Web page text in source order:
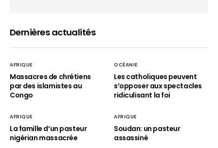
Dernières actualités
AFRIQUE
Massacres de chrétiens
par des islamistes au
Congo
OCÉANIE
Les catholiques peuvent
s’opposer aux spectacles
ridiculisant la foi
AFRIQUE
La famille d’un pasteur
nigérian massacrée
AFRIQUE
Soudan: un pasteur
assassiné